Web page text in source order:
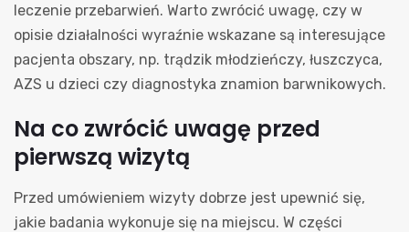
leczenie przebarwień. Warto zwrócić uwagę, czy w
opisie działalności wyraźnie wskazane są interesujące
pacjenta obszary, np. trądzik młodzieńczy, łuszczyca,
AZS u dzieci czy diagnostyka znamion barwnikowych.
Na co zwrócić uwagę przed
pierwszą wizytą
Przed umówieniem wizyty dobrze jest upewnić się,
jakie badania wykonuje się na miejscu. W części